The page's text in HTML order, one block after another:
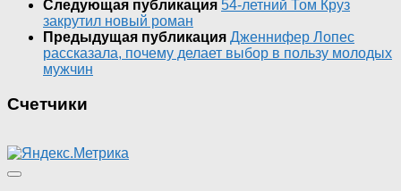
Следующая публикация 54-летний Том Круз
закрутил новый роман
Предыдущая публикация Дженнифер Лопес
рассказала, почему делает выбор в пользу молодых
мужчин
Счетчики